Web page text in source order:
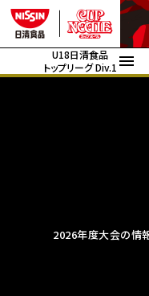
U18日清食品
トップリーグ Div.1
2026年度大会の情